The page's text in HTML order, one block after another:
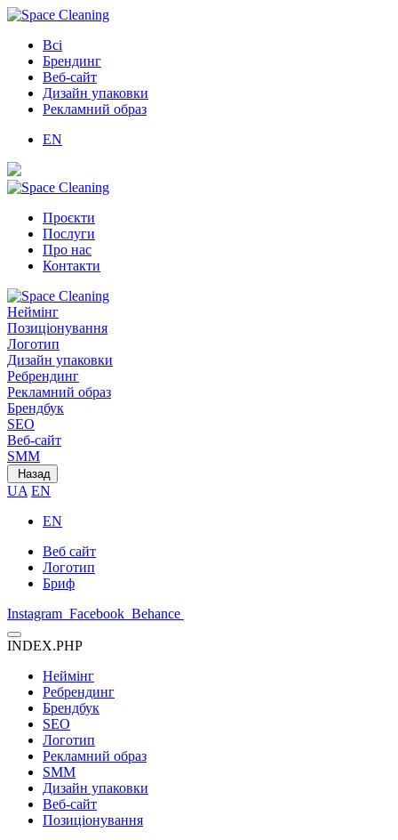
Всі
Брендинг
Веб-сайт
Дизайн упаковки
Рекламний образ
EN
Проєкти
Послуги
Про нас
Контакти
Неймінг
Позиціонування
Логотип
Дизайн упаковки
Ребрендинг
Рекламний образ
Брендбук
SEO
Веб-сайт
SMM
Назад
UA EN
EN
Веб сайт
Логотип
Бриф
Instagram Facebook Behance
INDEX.PHP
Неймінг
Ребрендинг
Брендбук
SEO
Логотип
Рекламний образ
SMM
Дизайн упаковки
Веб-сайт
Позиціонування